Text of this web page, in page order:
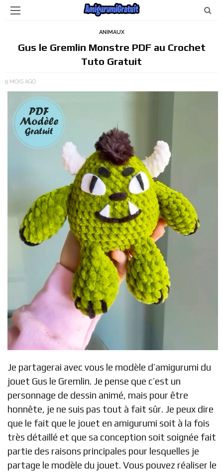
ANIMAUX
Gus le Gremlin Monstre PDF au Crochet
Tuto Gratuit
9 MOIS AGO
Je partagerai avec vous le modèle d’amigurumi du
jouet Gus le Gremlin. Je pense que c’est un
personnage de dessin animé, mais pour être
honnête, je ne suis pas tout à fait sûr. Je peux dire
que le fait que le jouet en amigurumi soit à la fois
très détaillé et que sa conception soit soignée fait
partie des raisons principales pour lesquelles je
partage le modèle du jouet. Vous pouvez réaliser le